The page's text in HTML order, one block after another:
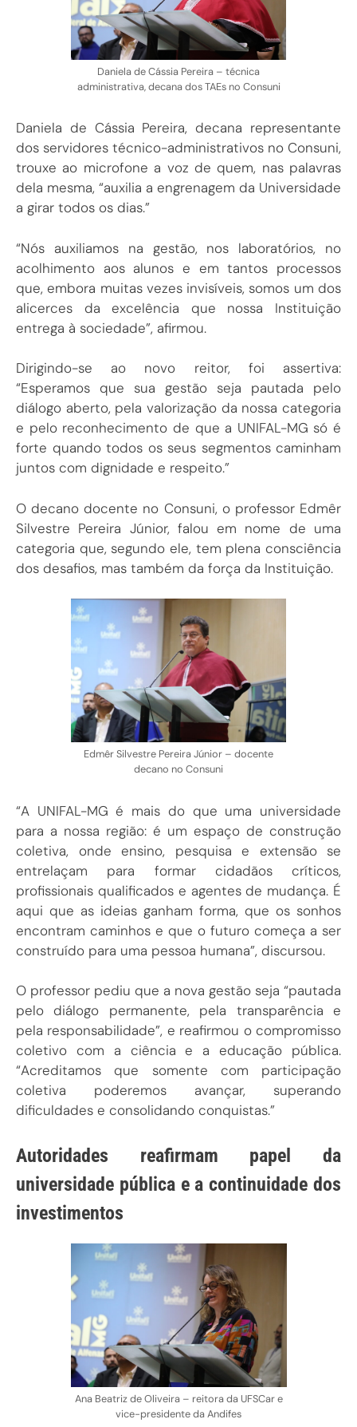
Daniela de Cássia Pereira – técnica
administrativa, decana dos TAEs no Consuni
Daniela de Cássia Pereira, decana representante
dos servidores técnico-administrativos no Consuni,
trouxe ao microfone a voz de quem, nas palavras
dela mesma, “auxilia a engrenagem da Universidade
a girar todos os dias.”
“Nós auxiliamos na gestão, nos laboratórios, no
acolhimento aos alunos e em tantos processos
que, embora muitas vezes invisíveis, somos um dos
alicerces da excelência que nossa Instituição
entrega à sociedade”, afirmou.
Dirigindo-se ao novo reitor, foi assertiva:
“Esperamos que sua gestão seja pautada pelo
diálogo aberto, pela valorização da nossa categoria
e pelo reconhecimento de que a UNIFAL-MG só é
forte quando todos os seus segmentos caminham
juntos com dignidade e respeito.”
O decano docente no Consuni, o professor Edmêr
Silvestre Pereira Júnior, falou em nome de uma
categoria que, segundo ele, tem plena consciência
dos desafios, mas também da força da Instituição.
Edmêr Silvestre Pereira Júnior – docente
decano no Consuni
“A UNIFAL-MG é mais do que uma universidade
para a nossa região: é um espaço de construção
coletiva, onde ensino, pesquisa e extensão se
entrelaçam para formar cidadãos críticos,
profissionais qualificados e agentes de mudança. É
aqui que as ideias ganham forma, que os sonhos
encontram caminhos e que o futuro começa a ser
construído para uma pessoa humana”, discursou.
O professor pediu que a nova gestão seja “pautada
pelo diálogo permanente, pela transparência e
pela responsabilidade”, e reafirmou o compromisso
coletivo com a ciência e a educação pública.
“Acreditamos que somente com participação
coletiva poderemos avançar, superando
dificuldades e consolidando conquistas.”
Autoridades reafirmam papel da
universidade pública e a continuidade dos
investimentos
Ana Beatriz de Oliveira – reitora da UFSCar e
vice-presidente da Andifes